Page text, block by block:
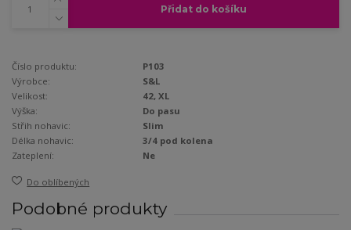
Přidat do košíku
Číslo produktu:
P103
Výrobce:
S&L
Velikost:
42, XL
Výška:
Do pasu
Střih nohavic:
Slim
Délka nohavic:
3/4 pod kolena
Zateplení:
Ne
Do oblíbených
Podobné produkty